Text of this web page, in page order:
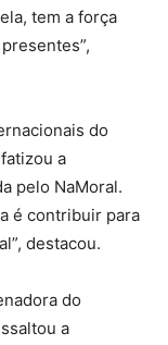
tem a força
do
a
pelo NaMoral.
é contribuir para
destacou.
do
a